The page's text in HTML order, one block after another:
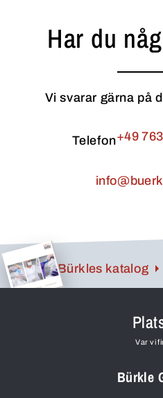
Har du
Vi svarar gärna på
Telefon+49
Bürkles katalog
Var vi
Bürkle